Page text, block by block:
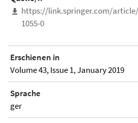
https://link.springer.com/article/
1055-0
Erschienen in
Volume 43, Issue 1, January 2019
Sprache
ger